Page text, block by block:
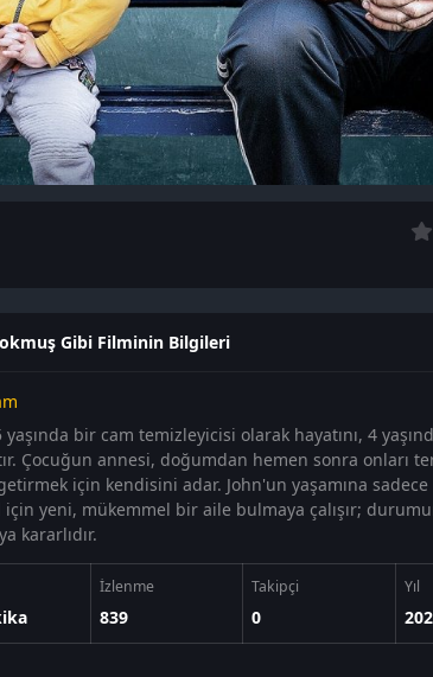
Gibi Filminin Bilgileri
yaşında bir cam temizleyicisi olarak hayatını, 4
Çocuğun annesi, doğumdan hemen sonra onları
için kendisini adar. John'un yaşamına
için yeni, mükemmel bir aile bulmaya çalışır;
kararlıdır.
İzlenme
839
Takipçi
0
Yıl